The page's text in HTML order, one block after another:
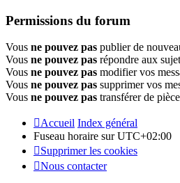
Permissions du forum
Vous ne pouvez pas publier de
Vous ne pouvez pas répondre aux
Vous ne pouvez pas modifier vos
Vous ne pouvez pas supprimer vos
Vous ne pouvez pas transférer de
Accueil Index général
Fuseau horaire surUTC+02:00
Supprimer les cookies
Nous contacter